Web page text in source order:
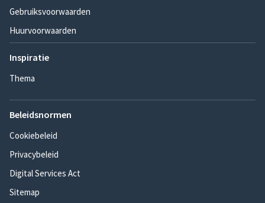
Gebruiksvoorwaarden
Huurvoorwaarden
Inspiratie
Thema
Beleidsnormen
Cookiebeleid
Privacybeleid
Digital Services Act
Sitemap